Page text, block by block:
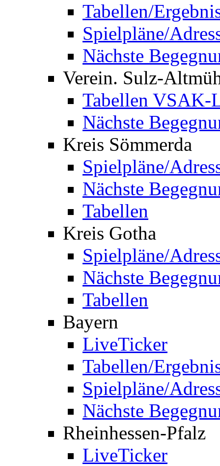
Tabellen/
Spielpläne/
Nächste
Verein. Sulz-
Tabellen VSAK-
Nächste
Kreis Sömmerda
Spielpläne/
Nächste
Tabellen
Kreis Gotha
Spielpläne/
Nächste
Tabellen
Bayern
LiveTicker
Tabellen/
Spielpläne/
Nächste
Rheinhessen-Pfalz
LiveTicker